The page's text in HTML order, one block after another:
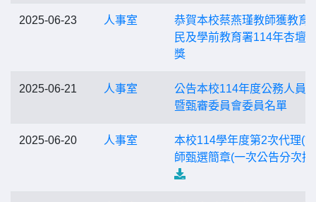
2025-06-23 人事室
恭賀本校蔡燕瑾教師獲教育
民及學前教育署114年杏壇
獎
2025-06-21 人事室
公告本校114年度公務人員
暨甄審委員會委員名單
2025-06-20 人事室
本校114學年度第2次代理(
師甄選簡章(一次公告分次招